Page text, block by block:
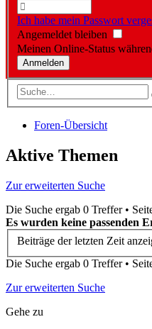
Ich habe mein Passwort
Angemeldet bleiben
Meinen Online-Status
Foren-Übersicht
Aktive Themen
Zur erweiterten Suche
Die Suche ergab 0 Treffer •
Es wurden keine passenden
Beiträge der letzten Zeit
Die Suche ergab 0 Treffer •
Zur erweiterten Suche
Gehe zu